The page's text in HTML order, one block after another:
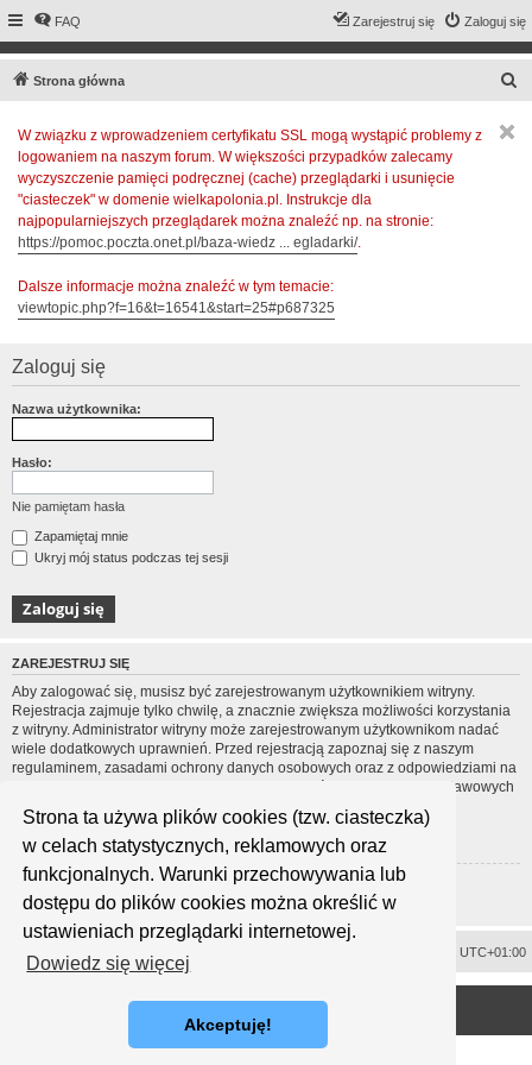
Strona ta używa plików cookies (tzw. ciasteczka)
w celach statystycznych, reklamowych oraz
funkcjonalnych. Warunki przechowywania lub
dostępu do plików cookies można określić w
ustawieniach przeglądarki internetowej.
Dowiedz się więcej
Akceptuję!
FAQ Zaloguj się
Zarejestruj się
Strona główna
W związku z wprowadzeniem certyfikatu SSL mogą wystąpić problemy z
logowaniem na naszym forum. W większości przypadków zalecamy
wyczyszczenie pamięci podręcznej (cache) przeglądarki i usunięcie
"ciasteczek" w domenie wielkapolonia.pl. Instrukcje dla
najpopularniejszych przeglądarek można znaleźć np. na stronie:
https://pomoc.poczta.onet.pl/baza-wiedz ... egladarki/.
Dalsze informacje można znaleźć w tym temacie:
viewtopic.php?f=16&t=16541&start=25#p687325
Zaloguj się
Nazwa użytkownika:
Hasło:
Nie pamiętam hasła
Zapamiętaj mnie
Ukryj mój status podczas tej sesji
ZAREJESTRUJ SIĘ
Aby zalogować się, musisz być zarejestrowanym użytkownikiem witryny.
Rejestracja zajmuje tylko chwilę, a znacznie zwiększa możliwości korzystania
z witryny. Administrator witryny może zarejestrowanym użytkownikom nadać
wiele dodatkowych uprawnień. Przed rejestracją zapoznaj się z naszym
regulaminem, zasadami ochrony danych osobowych oraz z odpowiedziami na
często zadawane pytania (FAQ), gdzie jest wyjaśnionych wiele podstawowych
zagadnień dotyczących funkcjonowania witryny.
Regulamin| Zasady ochrony danych osobowych
Zarejestruj się
UTC+01:00
Technologię dostarczaphpBB® Forum Software © phpBB Limited
Polski pakiet językowy dostarcza phpBB.pl